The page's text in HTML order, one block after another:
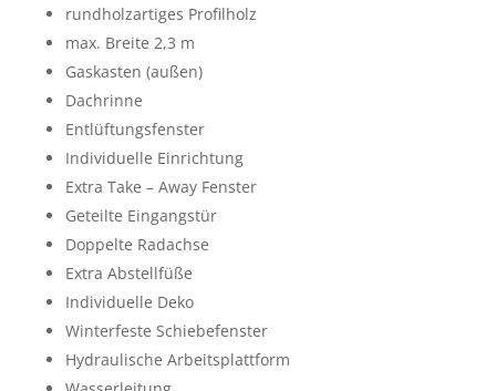
rundholzartiges Profilholz
max. Breite 2,3 m
Gaskasten (außen)
Dachrinne
Entlüftungsfenster
Individuelle Einrichtung
Extra Take – Away Fenster
Geteilte Eingangstür
Doppelte Radachse
Extra Abstellfüße
Individuelle Deko
Winterfeste Schiebefenster
Hydraulische Arbeitsplattform